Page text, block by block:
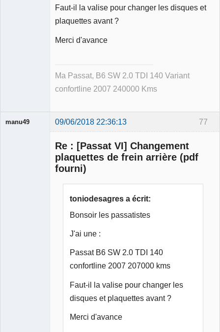
Faut-il la valise pour changer les disques et
plaquettes avant ?
Merci d'avance
Ma Passat, B6 SW 2.0 TDI 140 Variant
confortline 2007 240000 Kms
77
manu49 09/06/2018 22:36:13
Re : [Passat VI] Changement
plaquettes de frein arrière (pdf
fourni)
toniodesagres a écrit:
Bonsoir les passatistes
J'ai une :
Passat B6 SW 2.0 TDI 140
confortline 2007 207000 kms
Faut-il la valise pour changer les
disques et plaquettes avant ?
Merci d'avance